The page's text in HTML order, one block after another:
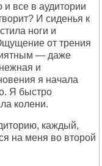
все в аудитории
И сиденья к
ноги и
от трения
— даже
и
я начала
Я быстро
колени.
каждый,
на меня во второй